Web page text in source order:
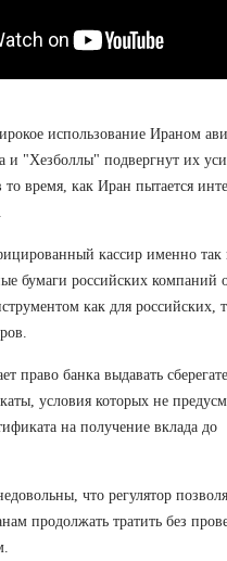
использование Ираном
и "Хезболлы" подвергнут их
время, как Иран пытается
кассир именно так
бумаги российских компаний
как для российских,
право банка выдавать
условия которых не
на получение вклада до
что регулятор
продолжать тратить без